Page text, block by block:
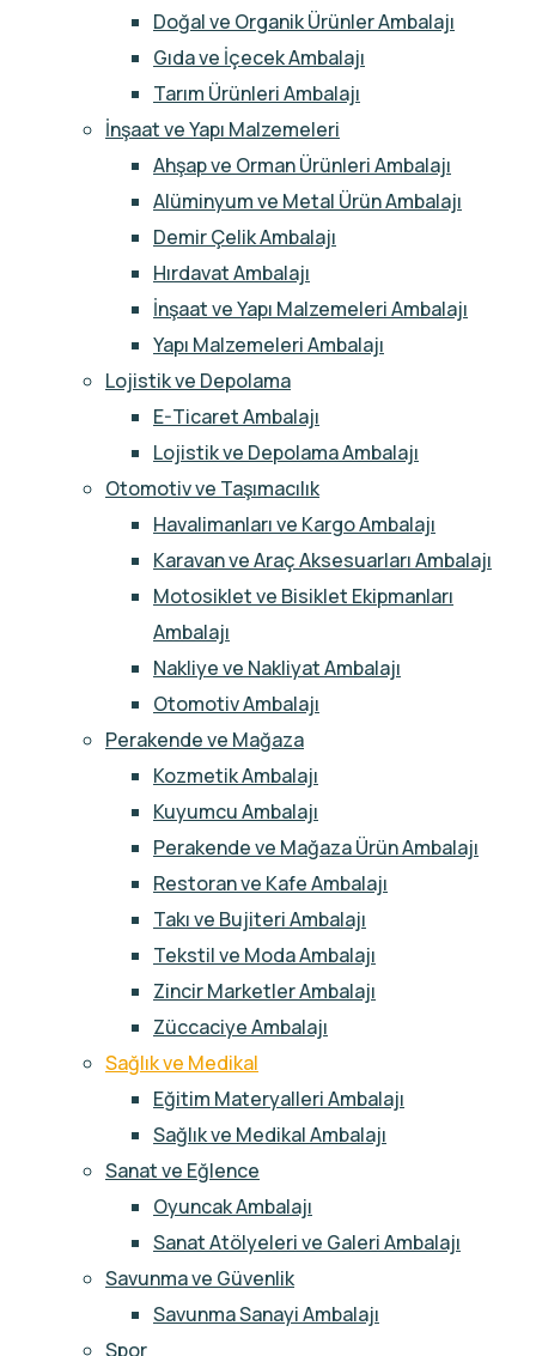
Doğal ve Organik Ürünler Ambalajı
Gıda ve İçecek Ambalajı
Tarım Ürünleri Ambalajı
İnşaat ve Yapı Malzemeleri
Ahşap ve Orman Ürünleri Ambalajı
Alüminyum ve Metal Ürün Ambalajı
Demir Çelik Ambalajı
Hırdavat Ambalajı
İnşaat ve Yapı Malzemeleri Ambalajı
Yapı Malzemeleri Ambalajı
Lojistik ve Depolama
E-Ticaret Ambalajı
Lojistik ve Depolama Ambalajı
Otomotiv ve Taşımacılık
Havalimanları ve Kargo Ambalajı
Karavan ve Araç Aksesuarları Ambalajı
Motosiklet ve Bisiklet Ekipmanları
Ambalajı
Nakliye ve Nakliyat Ambalajı
Otomotiv Ambalajı
Perakende ve Mağaza
Kozmetik Ambalajı
Kuyumcu Ambalajı
Perakende ve Mağaza Ürün Ambalajı
Restoran ve Kafe Ambalajı
Takı ve Bujiteri Ambalajı
Tekstil ve Moda Ambalajı
Zincir Marketler Ambalajı
Züccaciye Ambalajı
Sağlık ve Medikal
Eğitim Materyalleri Ambalajı
Sağlık ve Medikal Ambalajı
Sanat ve Eğlence
Oyuncak Ambalajı
Sanat Atölyeleri ve Galeri Ambalajı
Savunma ve Güvenlik
Savunma Sanayi Ambalajı
Spor